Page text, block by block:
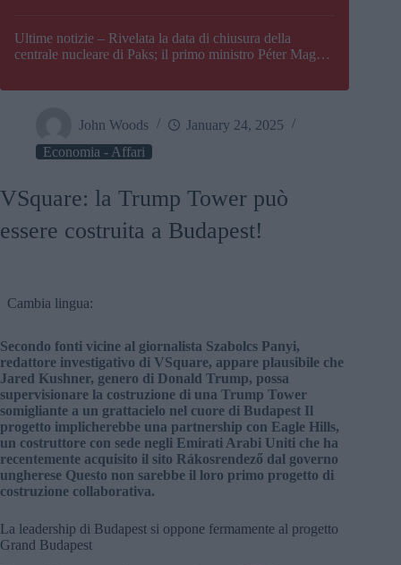
Ultime notizie – Rivelata la data di chiusura della
centrale nucleare di Paks; il primo ministro Péter Magyar
John Woods
January 24, 2025
Economia - Affari
VSquare: la Trump Tower può
essere costruita a Budapest!
Cambia lingua:
Secondo fonti vicine al giornalista Szabolcs Panyi,
redattore investigativo di VSquare, appare plausibile che
Jared Kushner, genero di Donald Trump, possa
supervisionare la costruzione di una Trump Tower
somigliante a un grattacielo nel cuore di Budapest Il
progetto implicherebbe una partnership con Eagle Hills,
un costruttore con sede negli Emirati Arabi Uniti che ha
recentemente acquisito il sito Rákosrendező dal governo
ungherese Questo non sarebbe il loro primo progetto di
costruzione collaborativa.
La leadership di Budapest si oppone fermamente al progetto
Grand Budapest